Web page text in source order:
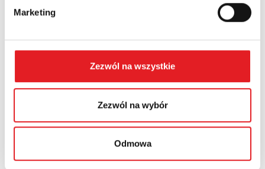
Marketing
Zezwól na wszystkie
Zezwól na wybór
Odmowa
Wyrażam zgodę na przetwarzanie moich danych
osobowych przez Relpol S.A. Więcej informacji na
temat przetwarzania danych osobowych w